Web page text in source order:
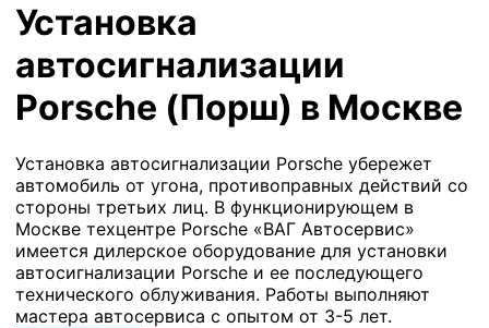
Установка
автосигнализации
Porsche (Порш) в Москве
Установка автосигнализации Porsche убережет
автомобиль от угона, противоправных действий со
стороны третьих лиц. В функционирующем в
Москве техцентре Porsche «ВАГ Автосервис»
имеется дилерское оборудование для установки
автосигнализации Porsche и ее последующего
технического облуживания. Работы выполняют
мастера автосервиса с опытом от 3-5 лет.